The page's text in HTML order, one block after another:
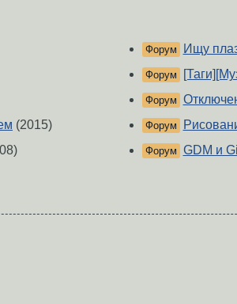
(2015)
Форум Ищу
Форум
Форум
Форум
Форум GDM и